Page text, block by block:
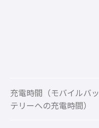
充電時間（モバイルバッ
テリーへの充電時間）